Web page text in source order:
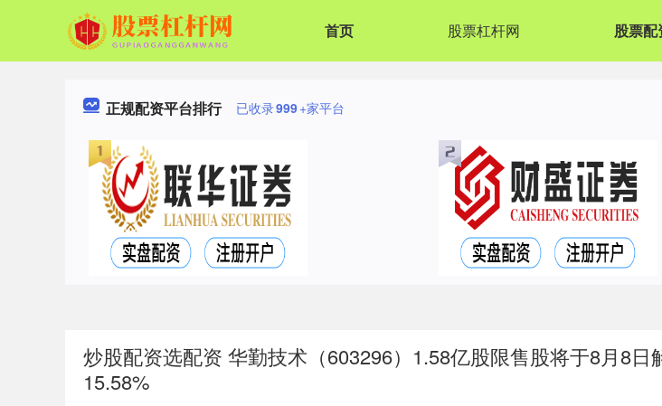
首页 股票杠杆网 股票
正规配资平台排行 已收录999+家平台
炒股配资选配资 华勤技术（603296）1.58亿股限售股将于8月8日
15.58%